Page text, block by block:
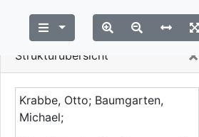
Strukturübersicht ×
Krabbe, Otto; Baumgarten,
Michael;